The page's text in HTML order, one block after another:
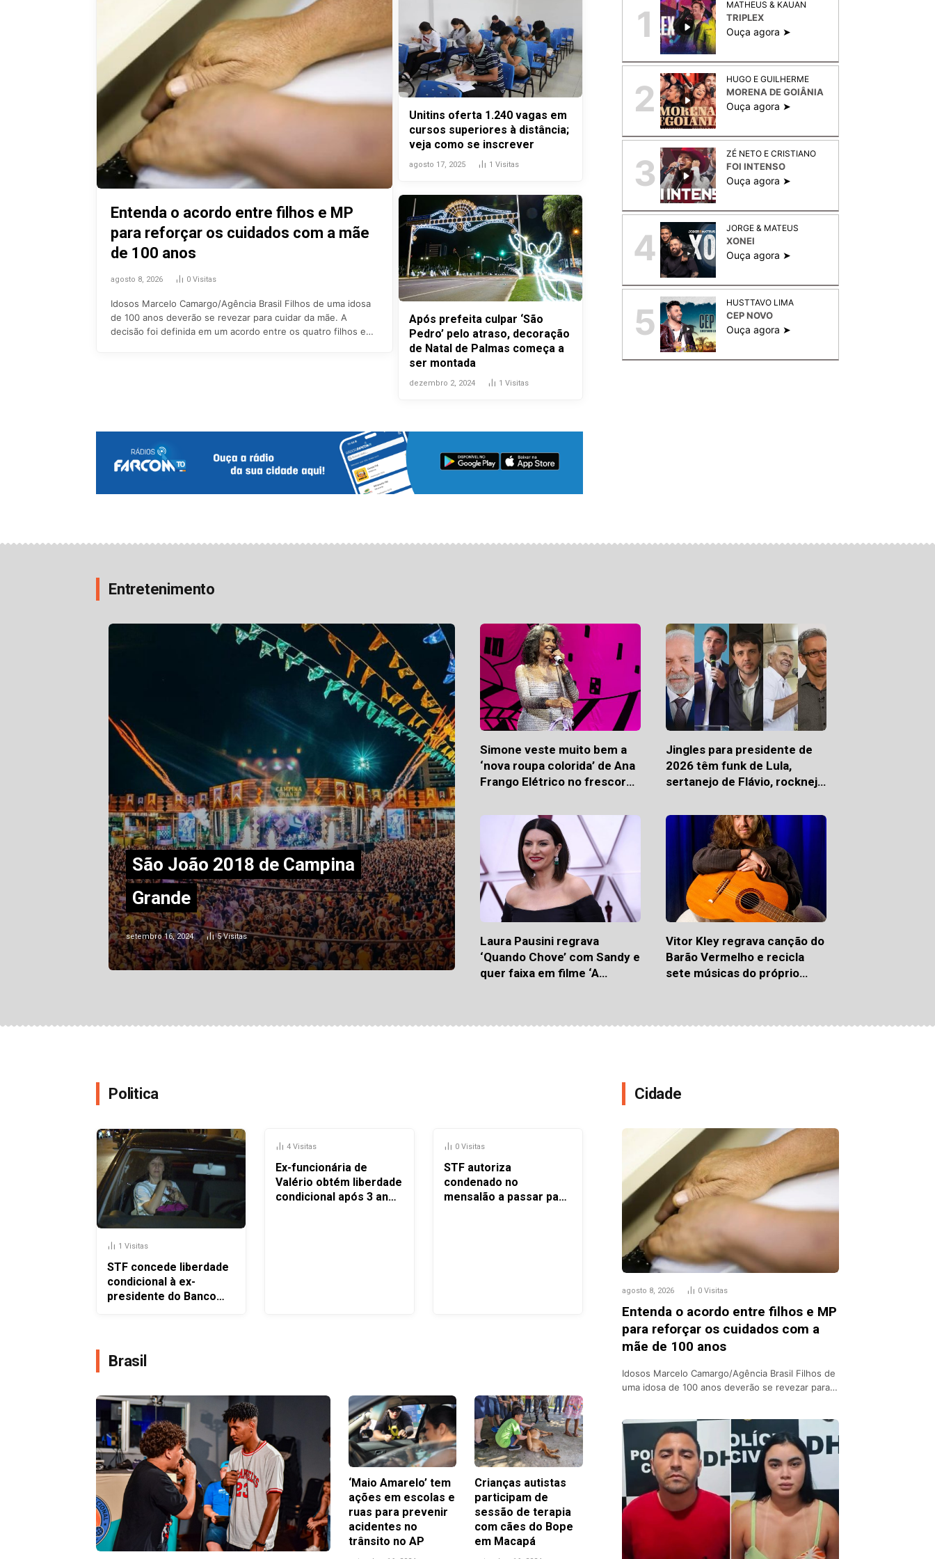
Entenda o acordo entre filhos e MP
para reforçar os cuidados com a mãe
de 100 anos
agosto 8, 2026 0 Visitas
Idosos Marcelo Camargo/Agência Brasil Filhos de uma idosa
de 100 anos deverão se revezar para cuidar da mãe. A
decisão foi definida em um acordo entre os quatro filhos e…
Unitins oferta 1.240 vagas em
cursos superiores à distância;
veja como se inscrever
agosto 17, 2025 1 Visitas
Após prefeita culpar ‘São
Pedro’ pelo atraso, decoração
de Natal de Palmas começa a
ser montada
dezembro 2, 2024 1 Visitas
1 MATHEUS & KAUAN
TRIPLEX
Ouça agora ➤
2 HUGO E GUILHERME
MORENA DE GOIÂNIA
Ouça agora ➤
3 ZÉ NETO E CRISTIANO
FOI INTENSO
Ouça agora ➤
4 JORGE & MATEUS
XONEI
Ouça agora ➤
5 HUSTTAVO LIMA
CEP NOVO
Ouça agora ➤
Entretenimento
São João 2018 de Campina
Grande
setembro 16, 2024 5Visitas
Simone veste muito bem a
‘nova roupa colorida’ de Ana
Frango Elétrico no frescor
essa?’
Jingles para presidente de
2026 têm funk de Lula,
sertanejo de Flávio, rocknejo
Laura Pausini regrava
‘Quando Chove’ com Sandy e
quer faixa em filme ‘A
Vitor Kley regrava canção do
Barão Vermelho e recicla
sete músicas do próprio
Politica
1 Visitas
STF concede liberdade
condicional à ex-
presidente do Banco
4 Visitas
Ex-funcionária de
Valério obtém liberdade
condicional após 3 anos
0 Visitas
STF autoriza
condenado no
mensalão a passar para
Brasil
‘Maio Amarelo’ tem
ações em escolas e
ruas para prevenir
acidentes no
trânsito no AP
Crianças autistas
participam de
sessão de terapia
com cães do Bope
em Macapá
Cidade
agosto 8, 2026 0Visitas
Entenda o acordo entre filhos e MP
para reforçar os cuidados com a
mãe de 100 anos
Idosos Marcelo Camargo/Agência Brasil Filhos de
uma idosa de 100 anos deverão se revezar para…